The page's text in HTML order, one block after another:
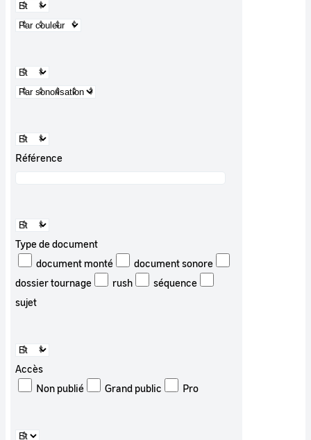
Référence
Type de document
document monté
document sonore
dossier tournage
rush
séquence
sujet
Accès
Non publié
Grand public Pro